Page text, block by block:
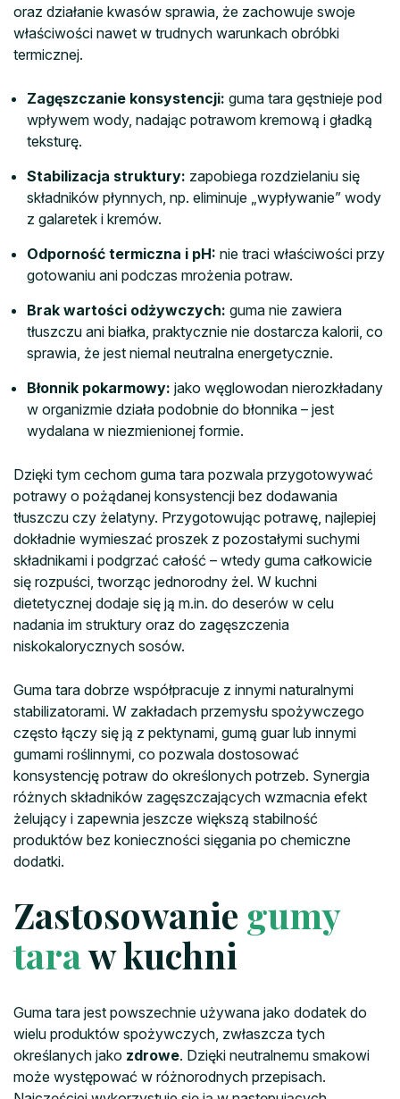
oraz działanie kwasów sprawia, że zachowuje swoje
właściwości nawet w trudnych warunkach obróbki
termicznej.
Zagęszczanie konsystencji: guma tara gęstnieje pod
wpływem wody, nadając potrawom kremową i gładką
teksturę.
Stabilizacja struktury: zapobiega rozdzielaniu się
składników płynnych, np. eliminuje „wypływanie” wody
z galaretek i kremów.
Odporność termiczna i pH: nie traci właściwości przy
gotowaniu ani podczas mrożenia potraw.
Brak wartości odżywczych: guma nie zawiera
tłuszczu ani białka, praktycznie nie dostarcza kalorii, co
sprawia, że jest niemal neutralna energetycznie.
Błonnik pokarmowy: jako węglowodan nierozkładany
w organizmie działa podobnie do błonnika – jest
wydalana w niezmienionej formie.
Dzięki tym cechom guma tara pozwala przygotowywać
potrawy o pożądanej konsystencji bez dodawania
tłuszczu czy żelatyny. Przygotowując potrawę, najlepiej
dokładnie wymieszać proszek z pozostałymi suchymi
składnikami i podgrzać całość – wtedy guma całkowicie
się rozpuści, tworząc jednorodny żel. W kuchni
dietetycznej dodaje się ją m.in. do deserów w celu
nadania im struktury oraz do zagęszczenia
niskokalorycznych sosów.
Guma tara dobrze współpracuje z innymi naturalnymi
stabilizatorami. W zakładach przemysłu spożywczego
często łączy się ją z pektynami, gumą guar lub innymi
gumami roślinnymi, co pozwala dostosować
konsystencję potraw do określonych potrzeb. Synergia
różnych składników zagęszczających wzmacnia efekt
żelujący i zapewnia jeszcze większą stabilność
produktów bez konieczności sięgania po chemiczne
dodatki.
Zastosowanie gumy
taraw kuchni
Guma tara jest powszechnie używana jako dodatek do
wielu produktów spożywczych, zwłaszcza tych
określanych jako zdrowe. Dzięki neutralnemu smakowi
może występować w różnorodnych przepisach.